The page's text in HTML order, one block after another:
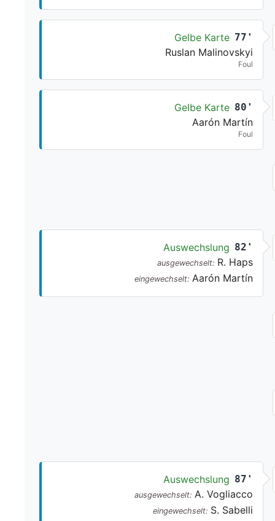
Gelbe Karte 77'
Ruslan Malinovskyi
Foul
Gelbe Karte 80'
Aarón Martín
Foul
Auswechslung 82'
ausgewechselt: R. Haps
eingewechselt: Aarón Martín
Auswechslung 87'
ausgewechselt: A. Vogliacco
eingewechselt: S. Sabelli